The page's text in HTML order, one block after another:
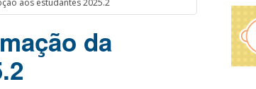
aos estudantes 2025.2
da